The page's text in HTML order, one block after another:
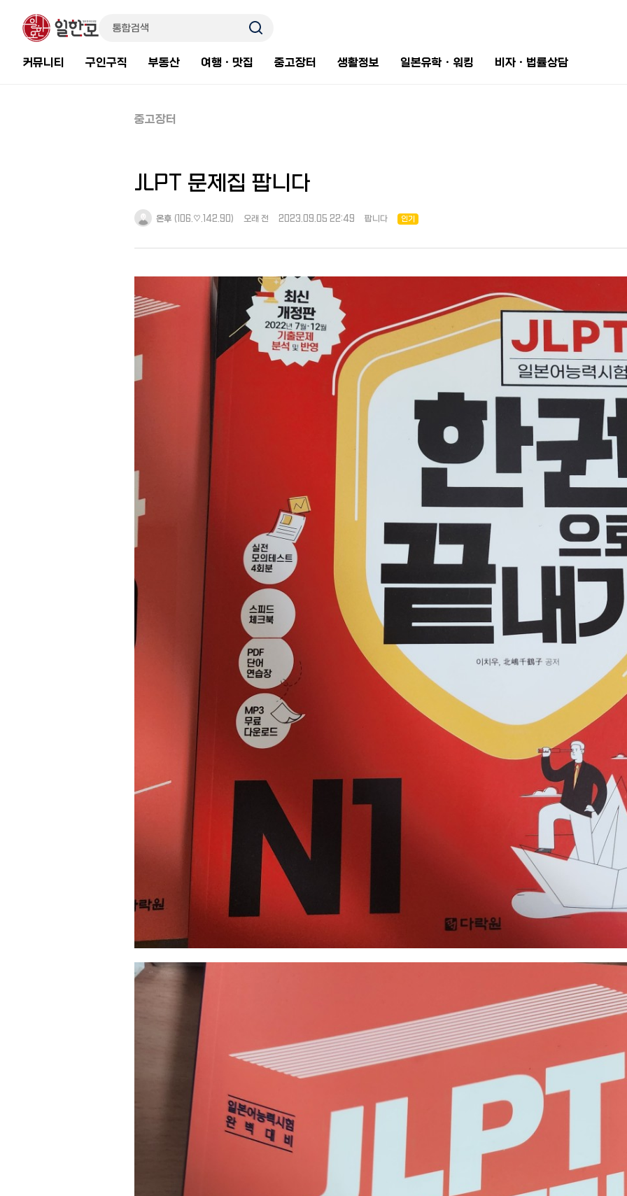
커뮤니티 구인구직 부동산 여행ㆍ맛집 중고장터 생활정보 일본유학ㆍ워킹 비자ㆍ법률상담
중고장터
JLPT 문제집 팝니다
온후 (106.♡.142.90) 오래 전 2023.09.05 22:49 팝니다 인기